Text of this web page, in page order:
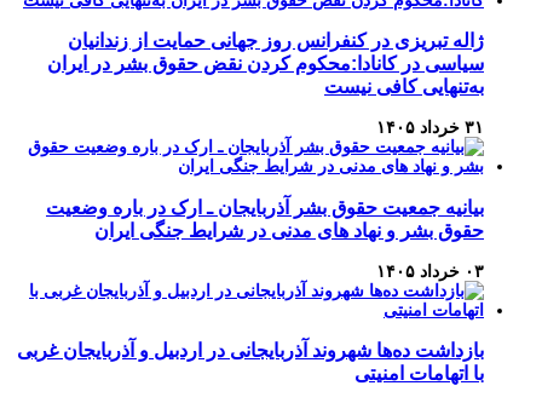
ژاله تبریزی در کنفرانس روز جهانی حمایت از زندانیان
سیاسی در کانادا:محکوم کردن نقض حقوق بشر در ایران
به‌تنهایی کافی نیست
۳۱ خرداد ۱۴۰۵
بیانیه جمعیت حقوق بشر آذربایجان ـ ارک در باره وضعیت
حقوق بشر و نهاد های مدنی در شرایط جنگی ایران
۰۳ خرداد ۱۴۰۵
بازداشت ده‌ها شهروند آذربایجانی در اردبیل و آذربایجان غربی
با اتهامات امنیتی